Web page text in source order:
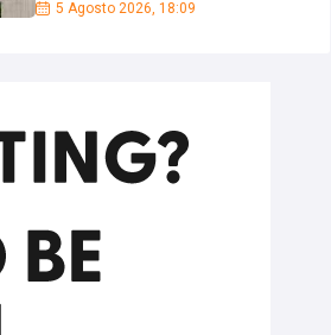
5 Agosto 2026, 18:09